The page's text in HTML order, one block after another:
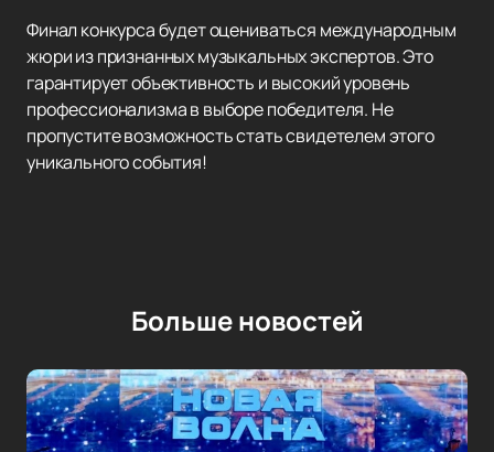
Финал конкурса будет оцениваться международным
жюри из признанных музыкальных экспертов. Это
гарантирует объективность и высокий уровень
профессионализма в выборе победителя. Не
пропустите возможность стать свидетелем этого
уникального события!
Больше новостей